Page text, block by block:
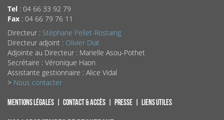
Tel : 04 66 33 92 79
Fax : 04 66 79 76 11
Directeur : Stéphane Pellet-Rostaing
Directeur adjoint : Olivier Diat
Adjointe au Directeur : Marielle Asou-Pothet
Secrétaire : Véronique Haon
Assistante gestionnaire : Alice Vidal
> Nous contacter
Mentions légales Contact & accès Presse Liens utiles